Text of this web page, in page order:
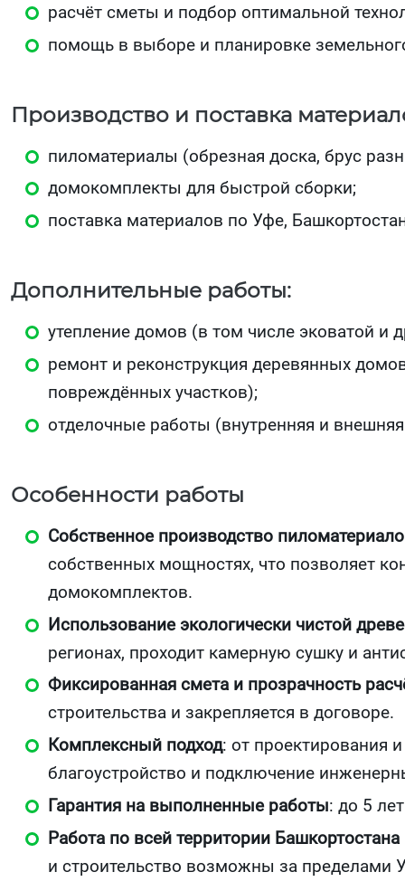
расчёт сметы и подбор оптимальной
помощь в выборе и планировке
Производство и поставка
пиломатериалы (обрезная доска, брус
домокомплекты для быстрой сборки;
поставка материалов по Уфе,
Дополнительные работы:
утепление домов (в том числе эковатой
ремонт и реконструкция деревянных
повреждённых участков);
отделочные работы (внутренняя и
Особенности работы
Собственное производство
собственных мощностях, что позволяет
домокомплектов.
Использование экологически чистой
регионах, проходит камерную сушку и
Фиксированная смета и прозрачность
строительства и закрепляется в договоре.
Комплексный подход: от проектирования
благоустройство и подключение
Гарантия на выполненные работы: до 5
Работа по всей территории
и строительство возможны за пределами